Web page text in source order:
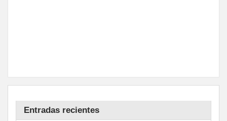
Entradas recientes